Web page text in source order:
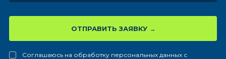
ОТПРАВИТЬ ЗАЯВКУ
Соглашаюсь на обработку персональных данных с